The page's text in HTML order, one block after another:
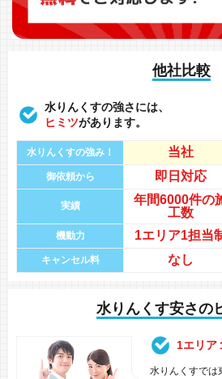
他社比較
水りんくすの強さには、
ヒミツがあります。
水りんくすの強み！ 当社
御依頼から 即日対応
実績 年間6000件の
工数
機動力 1エリア1担当
キャンセル料 なし
水りんくす安さの
1エリア
水りんくすでは